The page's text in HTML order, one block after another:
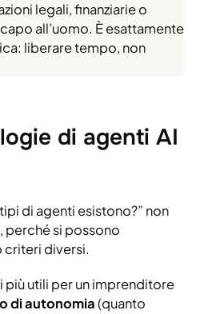
legali, finanziarie o
all’uomo. È esattamente
liberare tempo, non
di agenti AI
di agenti esistono?” non
perché si possono
criteri diversi.
più utili per un imprenditore
di autonomia(quanto